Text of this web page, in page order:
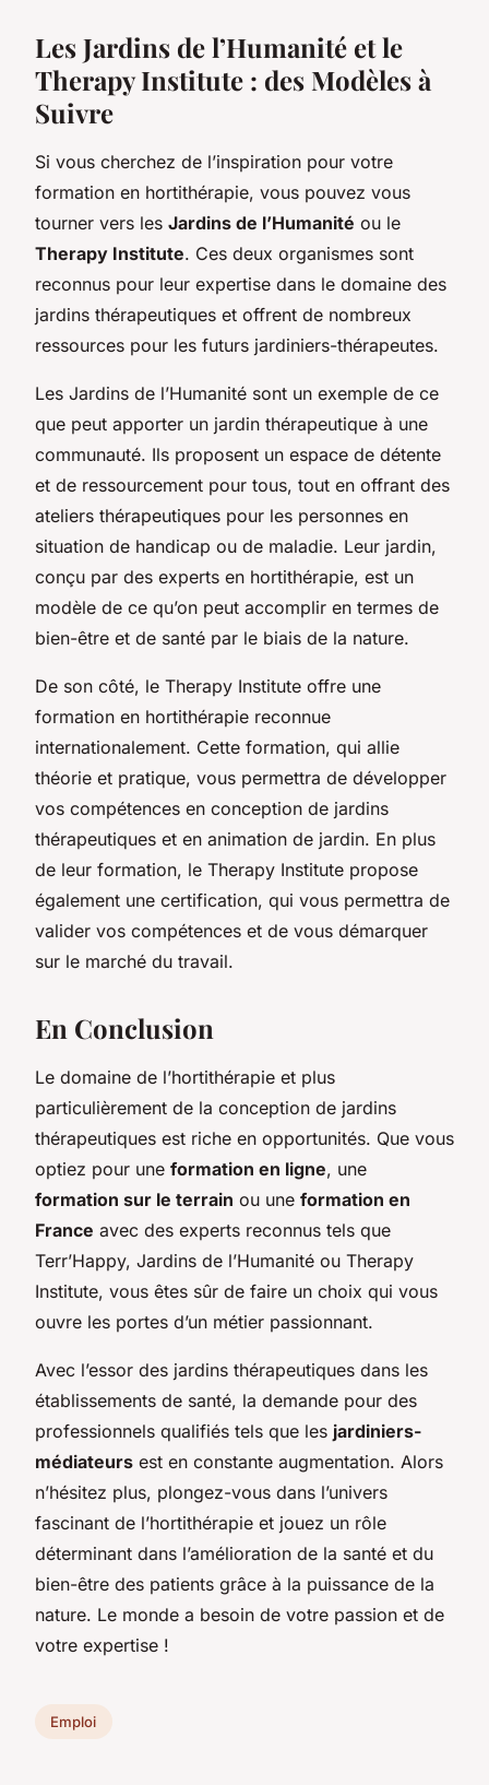
Les Jardins de l’Humanité et le
Therapy Institute : des Modèles à
Suivre
Si vous cherchez de l’inspiration pour votre
formation en hortithérapie, vous pouvez vous
tourner vers les Jardins de l’Humanité ou le
Therapy Institute. Ces deux organismes sont
reconnus pour leur expertise dans le domaine des
jardins thérapeutiques et offrent de nombreux
ressources pour les futurs jardiniers-thérapeutes.
Les Jardins de l’Humanité sont un exemple de ce
que peut apporter un jardin thérapeutique à une
communauté. Ils proposent un espace de détente
et de ressourcement pour tous, tout en offrant des
ateliers thérapeutiques pour les personnes en
situation de handicap ou de maladie. Leur jardin,
conçu par des experts en hortithérapie, est un
modèle de ce qu’on peut accomplir en termes de
bien-être et de santé par le biais de la nature.
De son côté, le Therapy Institute offre une
formation en hortithérapie reconnue
internationalement. Cette formation, qui allie
théorie et pratique, vous permettra de développer
vos compétences en conception de jardins
thérapeutiques et en animation de jardin. En plus
de leur formation, le Therapy Institute propose
également une certification, qui vous permettra de
valider vos compétences et de vous démarquer
sur le marché du travail.
En Conclusion
Le domaine de l’hortithérapie et plus
particulièrement de la conception de jardins
thérapeutiques est riche en opportunités. Que vous
optiez pour une formation en ligne, une
formation sur le terrain ou une formation en
France avec des experts reconnus tels que
Terr’Happy, Jardins de l’Humanité ou Therapy
Institute, vous êtes sûr de faire un choix qui vous
ouvre les portes d’un métier passionnant.
Avec l’essor des jardins thérapeutiques dans les
établissements de santé, la demande pour des
professionnels qualifiés tels que les jardiniers-
médiateurs est en constante augmentation. Alors
n’hésitez plus, plongez-vous dans l’univers
fascinant de l’hortithérapie et jouez un rôle
déterminant dans l’amélioration de la santé et du
bien-être des patients grâce à la puissance de la
nature. Le monde a besoin de votre passion et de
votre expertise !
Emploi